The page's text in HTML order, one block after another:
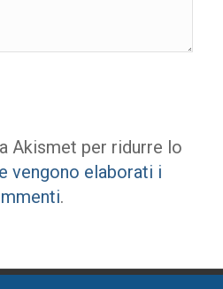
Akismet per ridurre lo
vengono elaborati i
.